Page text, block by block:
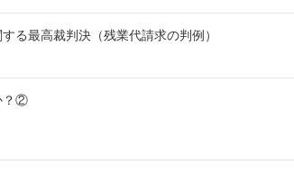
る最高裁判決（残業代請求の判例）
？②